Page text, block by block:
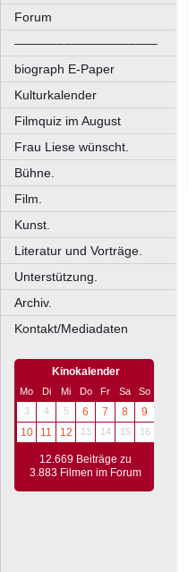
Forum
––––––––––––––––––––
biograph E-Paper
Kulturkalender
Filmquiz im August
Frau Liese wünscht.
Bühne.
Film.
Kunst.
Literatur und Vorträge.
Unterstützung.
Archiv.
Kontakt/Mediadaten
Kinokalender
Mo Di Mi Do Fr Sa
So
3
4 5 6 7 8
9
10
11 12 13 14 15 16
12.669 Beiträge zu
3.883 Filmen im Forum